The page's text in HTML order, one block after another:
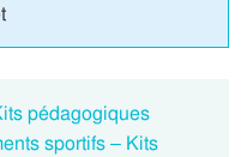
pédagogiques
sportifs – Kits